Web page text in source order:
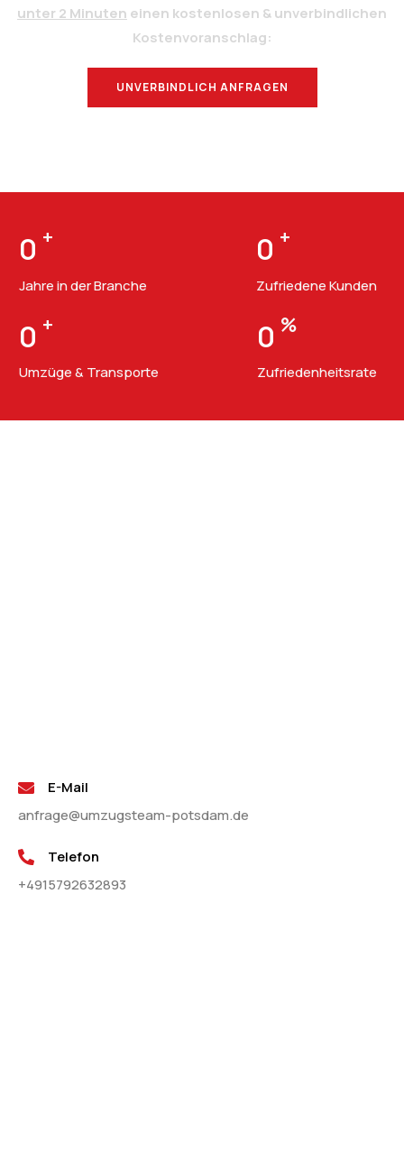
unter 2 Minuten einen kostenlosen & unverbindlichen
Kostenvoranschlag:
UNVERBINDLICH ANFRAGEN
0 +
Jahre in der Branche
0 +
Zufriedene Kunden
0 +
Umzüge & Transporte
0 %
Zufriedenheitsrate
E-Mail
anfrage@umzugsteam-potsdam.de
Telefon
+4915792632893